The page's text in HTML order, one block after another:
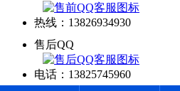
热线：13826934930
售后QQ
电话：13825745960